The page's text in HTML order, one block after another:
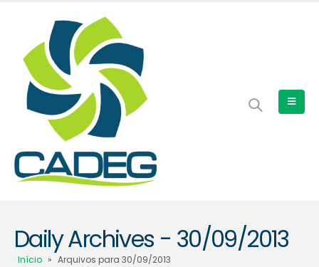
Daily Archives - 30/09/2013
Início » Arquivos para 30/09/2013